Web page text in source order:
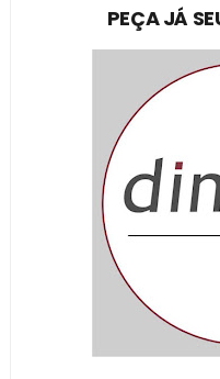
PEÇA JÁ